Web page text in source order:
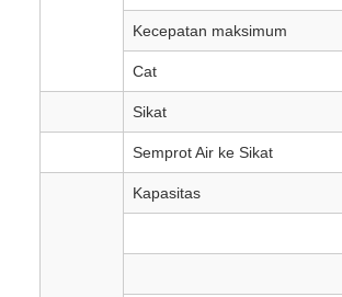
Kecepatan maksimum
Cat
Sikat
Semprot Air ke Sikat
Kapasitas